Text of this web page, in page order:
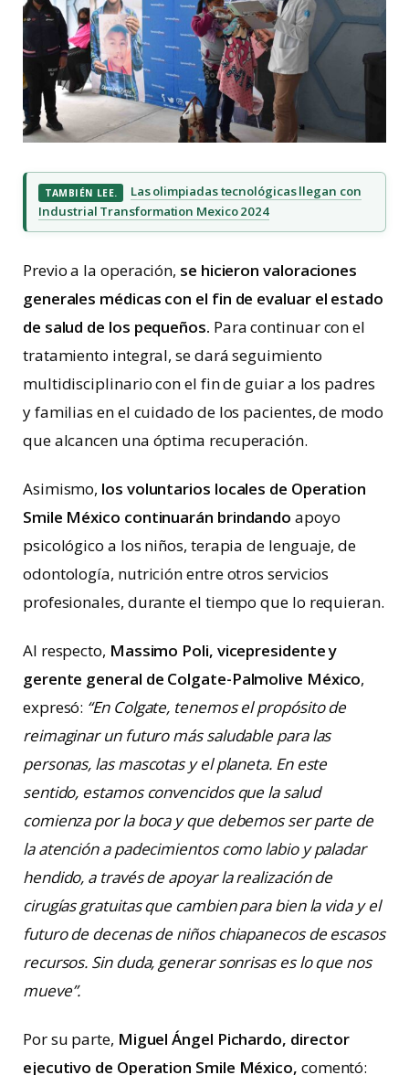
TAMBIÉN LEE.
Las olimpiadas tecnológicas llegan con
Industrial Transformation Mexico 2024
Previo a la operación, se hicieron valoraciones
generales médicas con el fin de evaluar el estado
de salud de los pequeños. Para continuar con el
tratamiento integral, se dará seguimiento
multidisciplinario con el fin de guiar a los padres
y familias en el cuidado de los pacientes, de modo
que alcancen una óptima recuperación.
Asimismo, los voluntarios locales de Operation
Smile México continuarán brindandoapoyo
psicológico a los niños, terapia de lenguaje, de
odontología, nutrición entre otros servicios
profesionales, durante el tiempo que lo requieran.
Al respecto, Massimo Poli, vicepresidente y
gerente general de Colgate-Palmolive México,
expresó: “En Colgate, tenemos el propósito de
reimaginar un futuro más saludable para las
personas, las mascotas y el planeta. En este
sentido, estamos convencidos que la salud
comienza por la boca y que debemos ser parte de
la atención a padecimientos como labio y paladar
hendido, a través de apoyar la realización de
cirugías gratuitas que cambien para bien la vida y el
futuro de decenas de niños chiapanecos de escasos
recursos. Sin duda, generar sonrisas es lo que nos
mueve”.
Por su parte, Miguel Ángel Pichardo, director
ejecutivo de Operation Smile México, comentó: